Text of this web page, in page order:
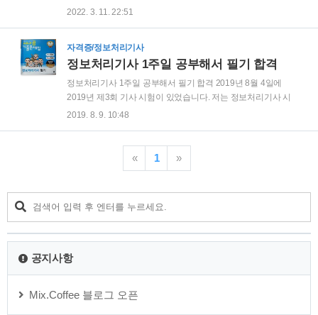
채점 결과 합격하였습니다. 2019년 제3회 기사시험에서 필기에
오래 되었고, 2020년에 출제기준이 변경되어 처음부터 다시 공
부를 해야 했습니다. 이번에는 실기시험까지 대비를 해서 처음
부터 자세히 공부를 하려고 했는데, 실제로는 필기 시험도 간신
히 합격을 하는 수준밖에 되지 않았던 것 같습니다. 수제비 기본
2022. 3. 11. 22:51
자격증/정보처리기사
정보처리기사 1주일 공부해서 필기 합격
정보처리기사 1주일 공부해서 필기 합격 2019년 8월 4일에
2019년 제3회 기사 시험이 있었습니다. 저는 정보처리기사 시
험에 도전을 했습니다. 정보처리라는 것을 전혀 알지 못하는 문
램 코딩까지 역량을 더욱 발전시키고 싶었기 때문입니다. 제는
공부를 7월 마지막 주에 시작했습니다. 시험준비기간은 1주일
을 받았고 교재 역시 미리 합격한 주변 분의 추천을 받아 구입했
습니다. 교재를 구입하고 시나공 카페에 인증을 받으면 이론 학
습자료를 출력할 수 있습니다. 아주 핵..
2019. 8. 9. 10:48
« 1 »
공지사항
Mix.Coffee 블로그 오픈